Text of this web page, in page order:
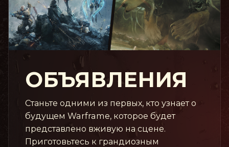
ОБЪЯВЛЕНИЯ
Станьте одними из первых, кто узнает о
будущем Warframe, которое будет
представлено вживую на сцене.
Приготовьтесь к грандиозным